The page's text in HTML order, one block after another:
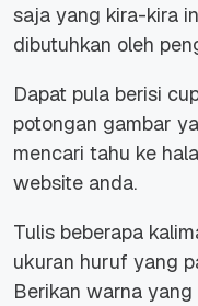
saja yang kira-kira
dibutuhkan oleh
Dapat pula berisi
potongan gambar
mencari tahu ke
website anda.
Tulis beberapa
ukuran huruf yang
Berikan warna